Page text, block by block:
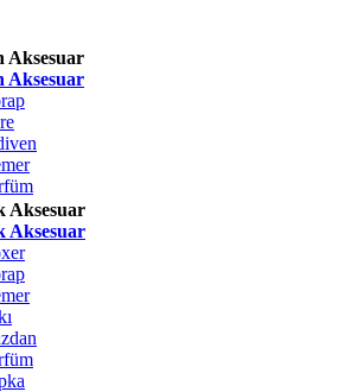
Aksesuar
Aksesuar
Aksesuar
Aksesuar